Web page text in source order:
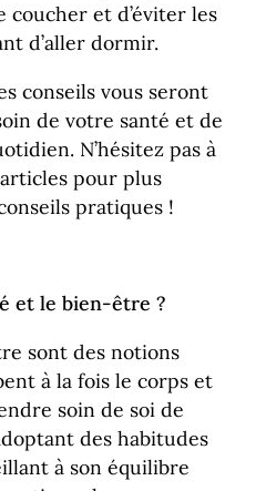
coucher et d’éviter les
d’aller dormir.
conseils vous seront
de votre santé et de
N’hésitez pas à
pour plus
pratiques !
et le bien-être ?
sont des notions
à la fois le corps et
soin de soi de
des habitudes
à son équilibre